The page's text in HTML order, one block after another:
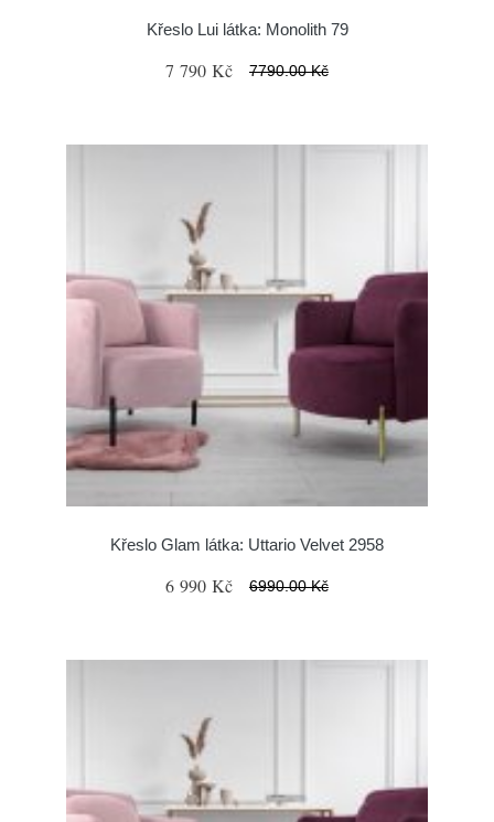
Křeslo Lui látka: Monolith 79
7 790 Kč 7790.00 Kč
Křeslo Glam látka: Uttario Velvet 2958
6 990 Kč 6990.00 Kč